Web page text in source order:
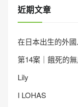
近期文章
在日本出生的外
第14案｜餓死的
Lily
I LOHAS